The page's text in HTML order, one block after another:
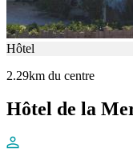
Hôtel
2.29km du centre
Hôtel de la